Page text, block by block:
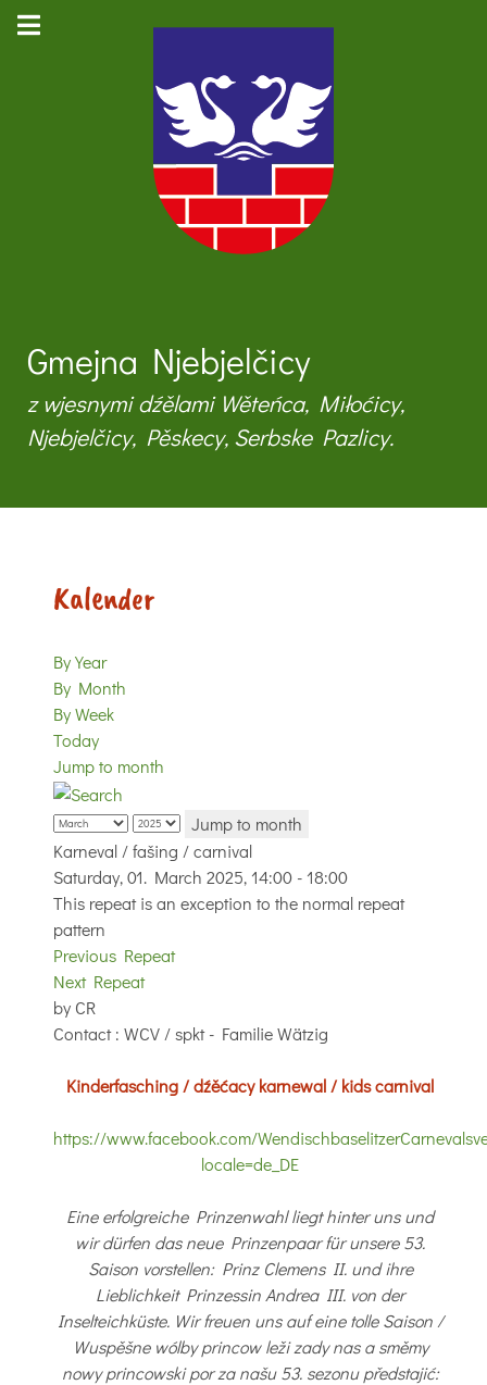
Gmejna Njebjelčicy
z wjesnymi dźělami Wěteńca, Miłoćicy,
Njebjelčicy, Pěskecy, Serbske Pazlicy.
Kalender
By Year
By Month
By Week
Today
Jump to month
Jump to month
Karneval / fašing / carnival
Saturday, 01. March 2025, 14:00 - 18:00
This repeat is an exception to the normal repeat
pattern
Previous Repeat
Next Repeat
by CR
Contact: WCV / spkt - Familie Wätzig
Kinderfasching / dźěćacy karnewal / kids carnival
https://www.facebook.com/
locale=de_DE
Eine erfolgreiche Prinzenwahl liegt hinter uns und
wir dürfen das neue Prinzenpaar für unsere 53.
Saison vorstellen: Prinz Clemens II. und ihre
Lieblichkeit Prinzessin Andrea III. von der
Inselteichküste. Wir freuen uns auf eine tolle Saison /
Wuspěšne wólby princow leži zady nas a směmy
nowy princowski por za našu 53. sezonu předstajić: